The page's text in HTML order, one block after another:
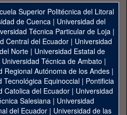
Superior Politécnica del Litoral
de Cuenca| Universidad del
Técnica Particular de Loja|
Central del Ecuador| Universidad
Norte | Universidad Estatal de
Universidad Técnica de Ambato |
Regional Autónoma de los Andes|
Tecnológica Equinoccial| Pontificia
Catolica del Ecuador | Universidad
Salesiana | Universidad
del Ecuador | Universidad de las